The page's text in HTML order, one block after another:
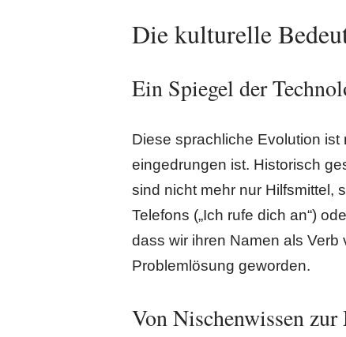
Die kulturelle
Ein Spiegel der
Diese sprachliche Evolution
eingedrungen ist. Historisch
sind nicht mehr nur Hilfsmittel,
Telefons („Ich rufe dich an“)
dass wir ihren Namen als
Problemlösung geworden.
Von Nischenwissen zur